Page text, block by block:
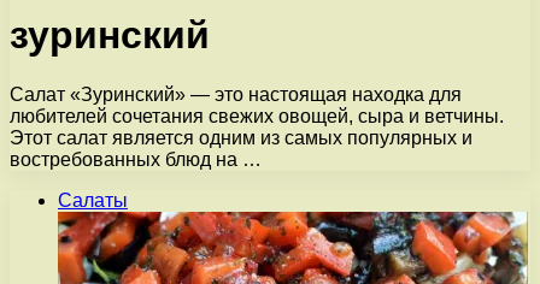
зуринский
Салат «Зуринский» — это настоящая находка для
любителей сочетания свежих овощей, сыра и ветчины.
Этот салат является одним из самых популярных и
востребованных блюд на …
Салаты